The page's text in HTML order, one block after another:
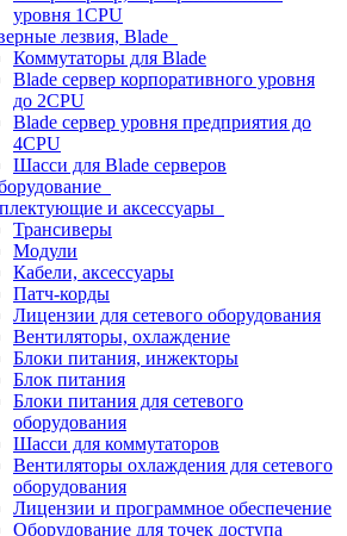
уровня 1CPU
лезвия, Blade
Коммутаторы для Blade
Blade сервер корпоративного уровня
до 2CPU
Blade сервер уровня предприятия до
4CPU
Шасси для Blade серверов
и аксессуары
Трансиверы
Модули
Кабели, аксессуары
Патч-корды
Лицензии для сетевого оборудования
Вентиляторы, охлаждение
Блоки питания, инжекторы
Блок питания
Блоки питания для сетевого
оборудования
Шасси для коммутаторов
Вентиляторы охлаждения для сетевого
оборудования
Лицензии и программное обеспечение
Оборудование для точек доступа